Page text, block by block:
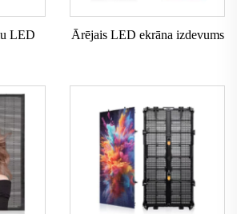
LED
Ārējais LED ekrāna izdevums